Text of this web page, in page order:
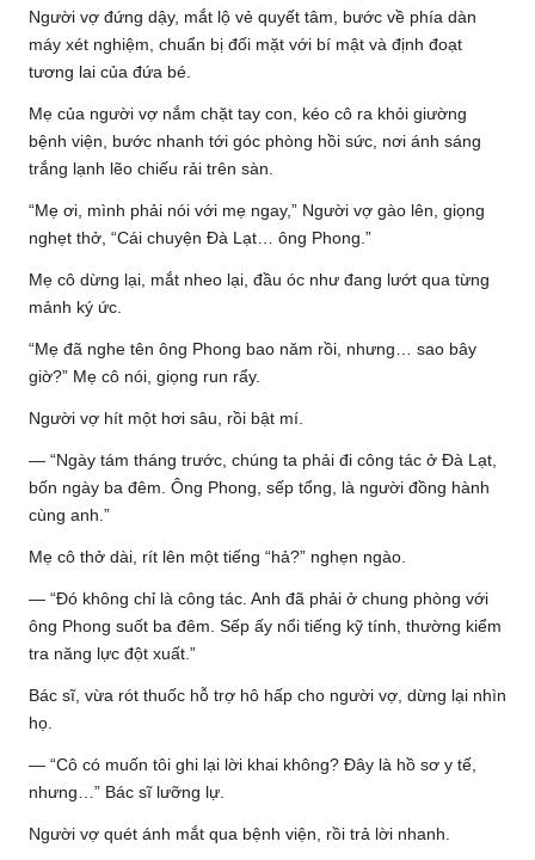
Người vợ đứng dậy, mắt lộ vẻ quyết tâm, bước về phía dàn
máy xét nghiệm, chuẩn bị đối mặt với bí mật và định đoạt
tương lai của đứa bé.
Mẹ của người vợ nắm chặt tay con, kéo cô ra khỏi giường
bệnh viện, bước nhanh tới góc phòng hồi sức, nơi ánh sáng
trắng lạnh lẽo chiếu rải trên sàn.
“Mẹ ơi, mình phải nói với mẹ ngay,” Người vợ gào lên, giọng
nghẹt thở, “Cái chuyện Đà Lạt… ông Phong.”
Mẹ cô dừng lại, mắt nheo lại, đầu óc như đang lướt qua từng
mảnh ký ức.
“Mẹ đã nghe tên ông Phong bao năm rồi, nhưng… sao bây
giờ?” Mẹ cô nói, giọng run rẩy.
Người vợ hít một hơi sâu, rồi bật mí.
— “Ngày tám tháng trước, chúng ta phải đi công tác ở Đà Lạt,
bốn ngày ba đêm. Ông Phong, sếp tổng, là người đồng hành
cùng anh.”
Mẹ cô thở dài, rít lên một tiếng “hả?” nghẹn ngào.
— “Đó không chỉ là công tác. Anh đã phải ở chung phòng với
ông Phong suốt ba đêm. Sếp ấy nổi tiếng kỹ tính, thường kiểm
tra năng lực đột xuất.”
Bác sĩ, vừa rót thuốc hỗ trợ hô hấp cho người vợ, dừng lại nhìn
họ.
— “Cô có muốn tôi ghi lại lời khai không? Đây là hồ sơ y tế,
nhưng…” Bác sĩ lưỡng lự.
Người vợ quét ánh mắt qua bệnh viện, rồi trả lời nhanh.